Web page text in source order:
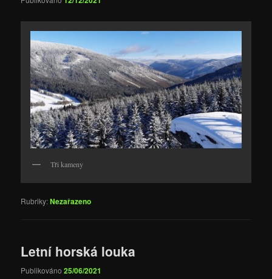
Tři kameny
Rubriky:Nezařazeno
Letní horská louka
Publikováno25/06/2021